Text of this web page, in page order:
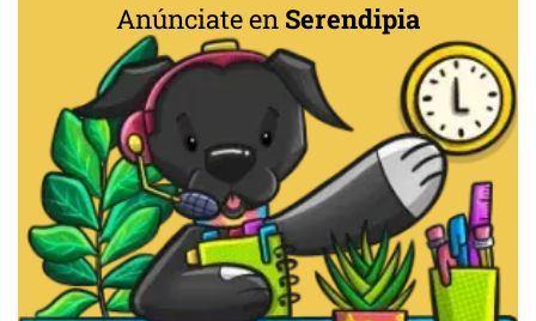
Anúnciate en Serendipia